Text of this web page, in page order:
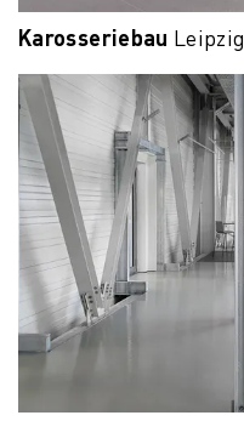
Karosseriebau Leipzig